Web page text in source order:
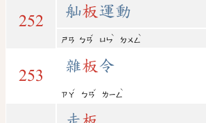
252
舢板運動
ㄕㄢ ㄅㄢ
ˇ
ㄩㄣ
ˋ
ㄉㄨㄥ
ˋ
253
雜板 令
ㄗㄚ
ˊ
ㄅㄢ
ˇ
ㄌㄧㄥ
ˋ